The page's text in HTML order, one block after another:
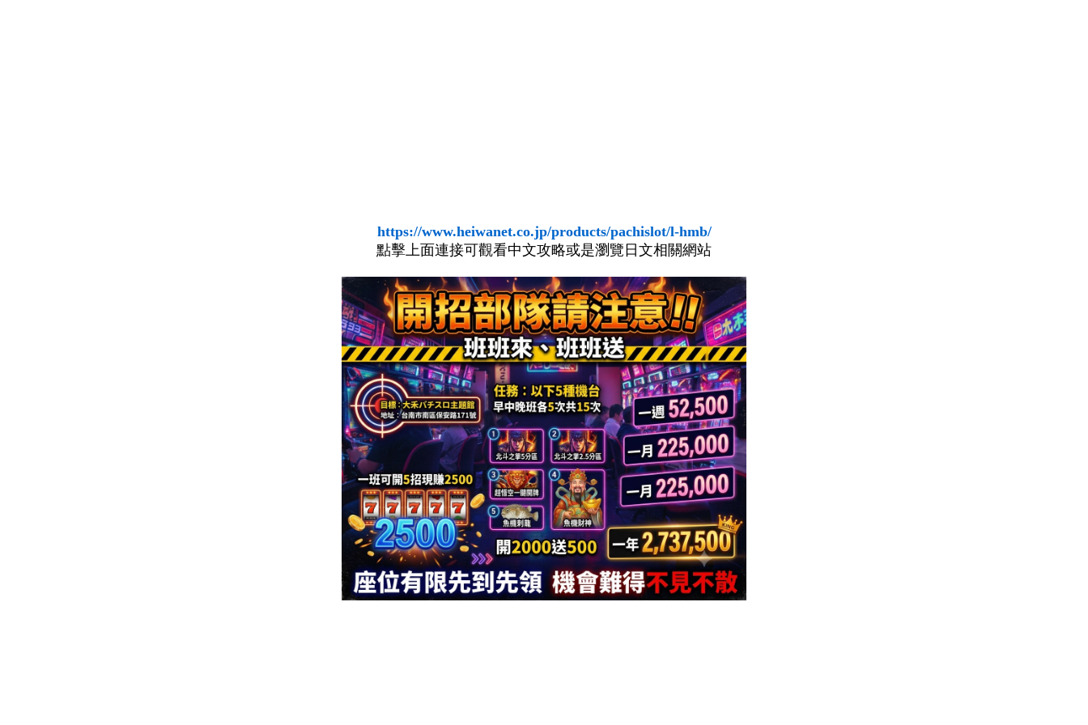
https://www.heiwanet.co.jp/products/pachislot/l-hmb/
點擊上面連接可觀看中文攻略或是瀏覽日文相關網站